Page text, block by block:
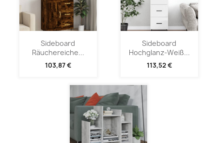
Sideboard
Räuchereiche...
103,87 €
Sideboard
Hochglanz-Weiß...
113,52 €